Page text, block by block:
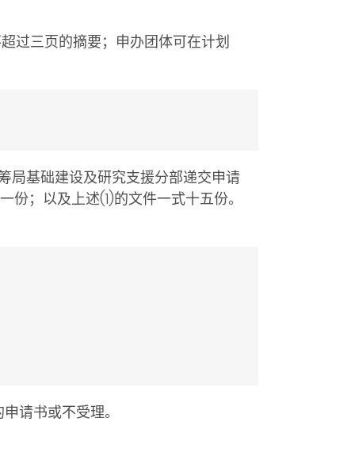
过三页的摘要；申办团体可在计划
局基础建设及研究支援分部递交申请
；以及上述(1)的文件一式十五份。
请书或不受理。